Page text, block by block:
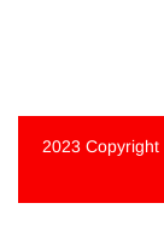
2023 Copyright